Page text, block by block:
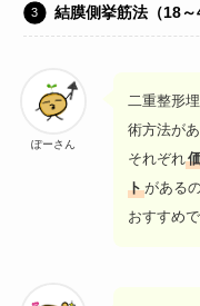
結膜側挙筋法（18～
ぽーさん
二重整形
術方法が
それぞれ
トがある
おすすめ